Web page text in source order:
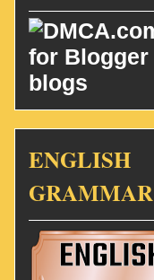
ENGLISH
GRAMMAR